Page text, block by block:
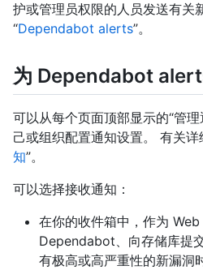
护或管理员权限的人员发送有关
“Dependabot alerts”。
为 Dependabot
可以从每个页面顶部显示的“管理
己或组织配置通知设置。 有关详
知”。
可以选择接收通知：
在你的收件箱中，作为
Dependabot、向存储库提
有极高或高严重性的新漏洞